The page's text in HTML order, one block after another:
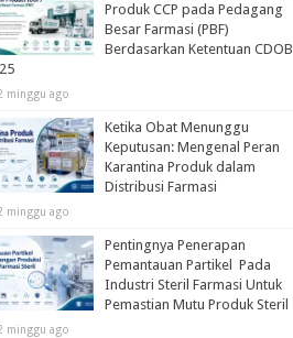
Produk CCP pada Pedagang
Besar Farmasi (PBF)
Berdasarkan Ketentuan CDOB
minggu ago
Ketika Obat Menunggu
Keputusan: Mengenal Peran
Karantina Produk dalam
Distribusi Farmasi
minggu ago
Pentingnya Penerapan
Pemantauan Partikel Pada
Industri Steril Farmasi Untuk
Pemastian Mutu Produk Steril
minggu ago